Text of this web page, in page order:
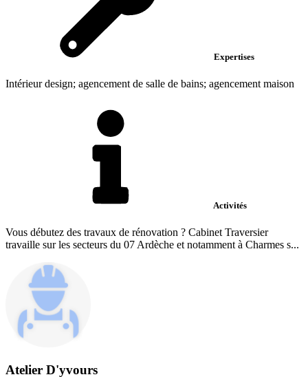
Expertises
Intérieur design; agencement de salle de bains; agencement maison
Activités
Vous débutez des travaux de rénovation ? Cabinet Traversier
travaille sur les secteurs du 07 Ardèche et notamment à Charmes s...
Atelier D'yvours